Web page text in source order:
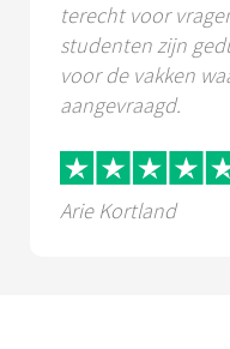
terecht voor
studenten zijn
voor de vakken
aangevraagd.
Arie Kortland